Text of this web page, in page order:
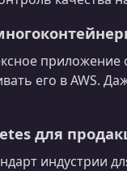
приложение
его в AWS.
для
индустрии